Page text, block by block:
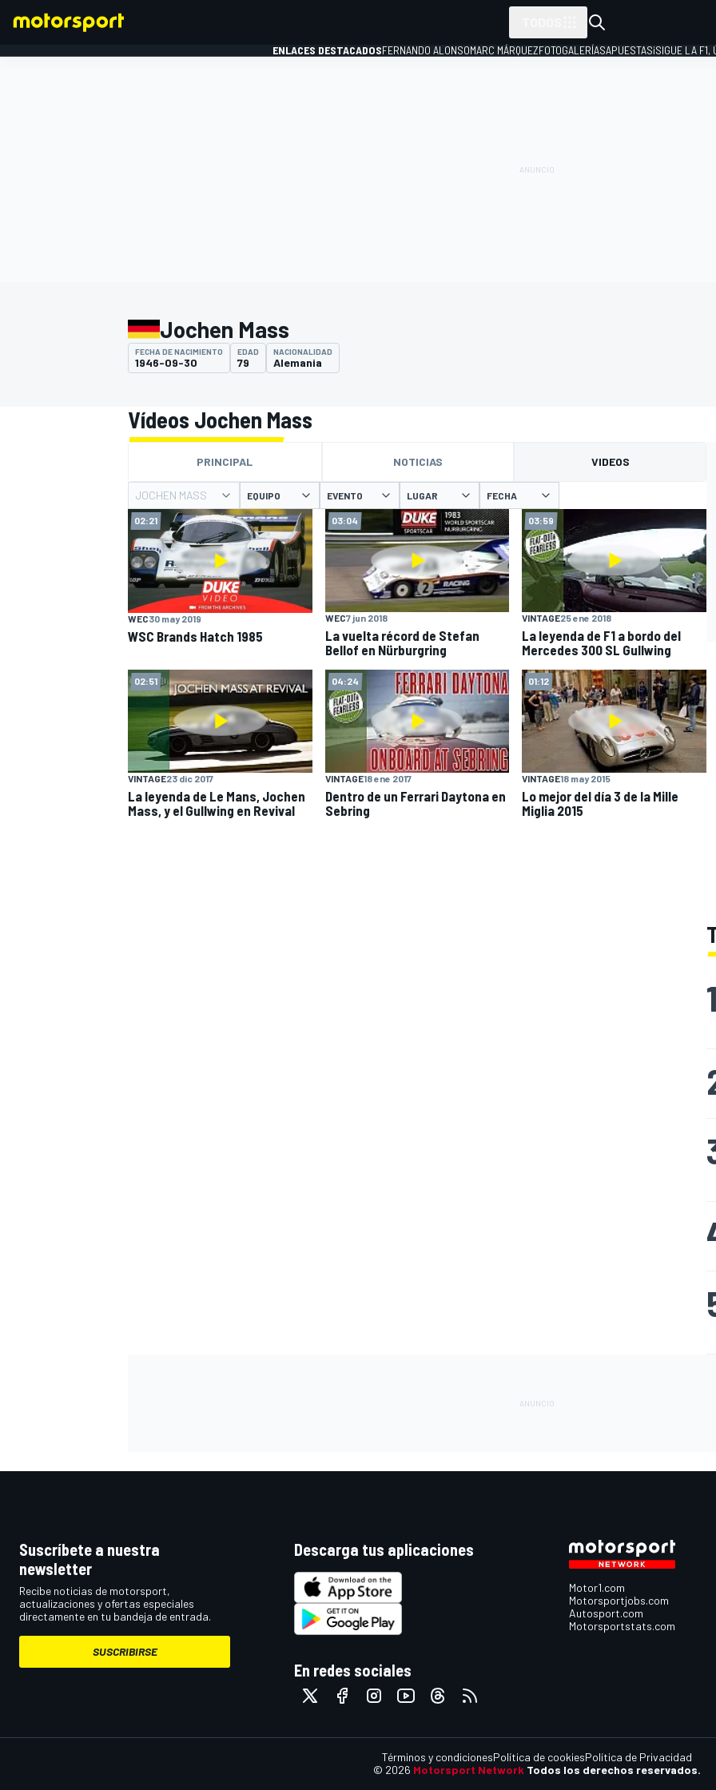
WEC FÓRMULA E
ENLACES DESTACADOSFERNANDO ALONSOMARC MÁRQUEZFOTOGALERÍASAPUESTAS¡SIGUE LA F1,
Jochen Mass
FECHA DE NACIMIENTO
1946-09-30
EDAD
79
NACIONALIDAD
Alemania
Vídeos Jochen Mass
PRINCIPAL NOTICIAS VIDEOS
JOCHEN MASS EQUIPO EVENTO LUGAR FECHA
02:21
WEC30 may 2019
WSC Brands Hatch 1985
03:04
WEC7 jun 2018
La vuelta récord de Stefan
Bellof en Nürburgring
03:59
VINTAGE25 ene 2018
La leyenda de F1 a bordo del
Mercedes 300 SL Gullwing
02:51
VINTAGE23 dic 2017
La leyenda de Le Mans, Jochen
Mass, y el Gullwing en Revival
04:24
VINTAGE18 ene 2017
Dentro de un Ferrari Daytona en
Sebring
01:12
VINTAGE18 may 2015
Lo mejor del día 3 de la Mille
Miglia 2015
1
Suscríbete a nuestra
newsletter
Recibe noticias de motorsport,
actualizaciones y ofertas especiales
directamente en tu bandeja de entrada.
SUSCRIBIRSE
Descarga tus aplicaciones
En redes sociales
Motor1.com
Motorsportjobs.com
Autosport.com
Motorsportstats.com
© 2026 Motorsport Network Todos los derechos reservados.
Términos y condicionesPolítica de cookiesPolítica de Privacidad